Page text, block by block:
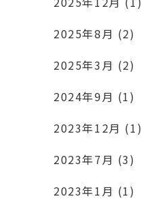
2025年8月 (2)
2025年3月 (2)
2024年9月 (1)
2023年12月 (1)
2023年7月 (3)
2023年1月 (1)